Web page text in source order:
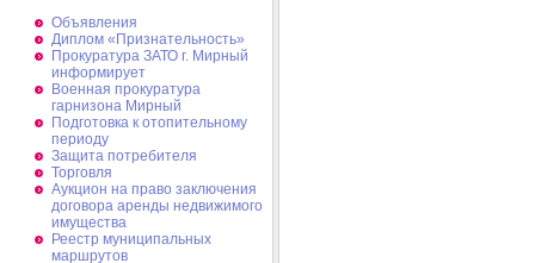
Объявления
Диплом «Признательность»
Прокуратура ЗАТО г. Мирный
информирует
Военная прокуратура
гарнизона Мирный
Подготовка к отопительному
периоду
Защита потребителя
Торговля
Аукцион на право заключения
договора аренды недвижимого
имущества
Реестр муниципальных
маршрутов